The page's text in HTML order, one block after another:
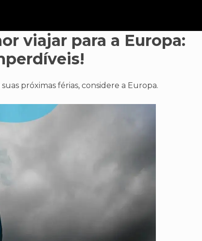
viajar para a Europa:
próximas férias, considere a Europa.